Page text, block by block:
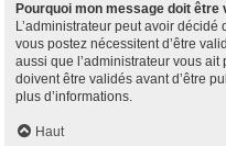
Pourquoi mon message doit être
L’administrateur peut avoir
vous postez nécessitent d’être
aussi que l’administrateur vous
doivent être validés avant d’être
plus d’informations.
Haut